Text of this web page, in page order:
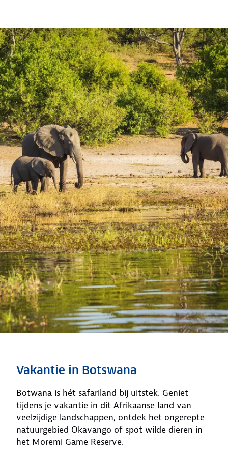
Botswana
Vakantie in Botswana
Botwana is hét safariland bij uitstek. Geniet
tijdens je vakantie in dit Afrikaanse land van
veelzijdige landschappen, ontdek het ongerepte
natuurgebied Okavango of spot wilde dieren in
het Moremi Game Reserve.